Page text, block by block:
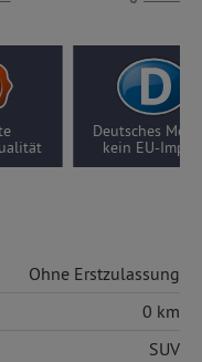
10 Jahre Motor-/
Getriebegarantie
5
Ohne Erstzulassung
0 km
SUV